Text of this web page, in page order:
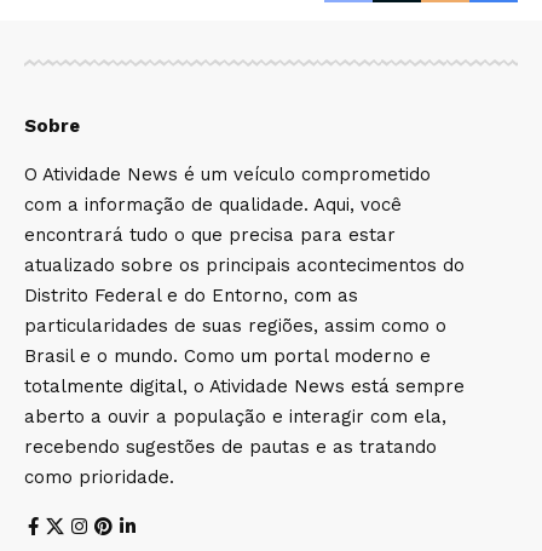
Sobre
O Atividade News é um veículo comprometido
com a informação de qualidade. Aqui, você
encontrará tudo o que precisa para estar
atualizado sobre os principais acontecimentos do
Distrito Federal e do Entorno, com as
particularidades de suas regiões, assim como o
Brasil e o mundo. Como um portal moderno e
totalmente digital, o Atividade News está sempre
aberto a ouvir a população e interagir com ela,
recebendo sugestões de pautas e as tratando
como prioridade.